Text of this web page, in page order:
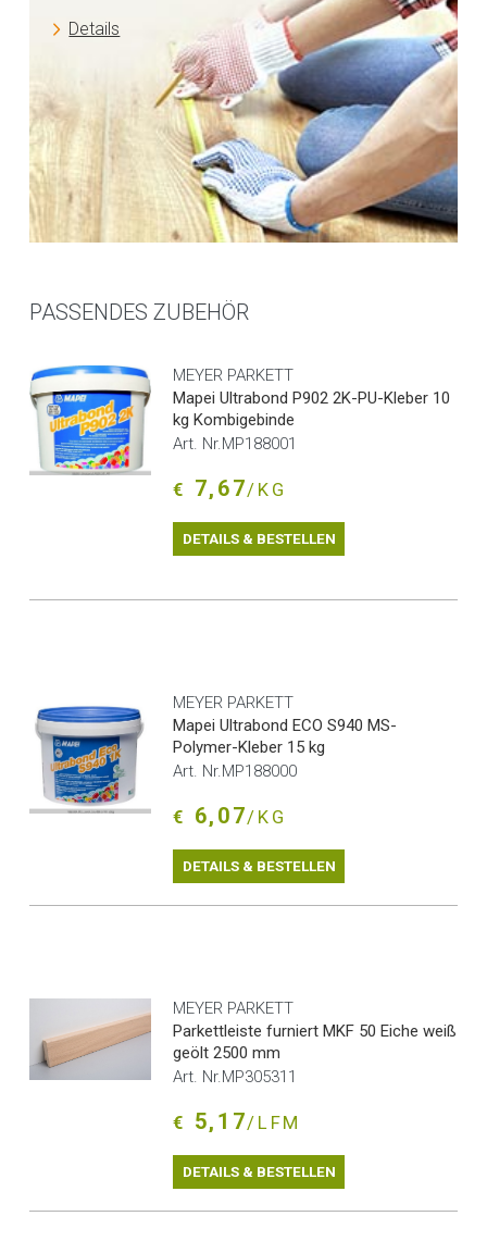
Details
PASSENDES ZUBEHÖR
MEYER PARKETT
Mapei Ultrabond P902 2K-PU-Kleber 10
kg Kombigebinde
Art. Nr.MP188001
€ 7,67/KG
DETAILS & BESTELLEN
MEYER PARKETT
Mapei Ultrabond ECO S940 MS-
Polymer-Kleber 15 kg
Art. Nr.MP188000
€ 6,07/KG
DETAILS & BESTELLEN
MEYER PARKETT
Parkettleiste furniert MKF 50 Eiche weiß
geölt 2500 mm
Art. Nr.MP305311
€ 5,17/LFM
DETAILS & BESTELLEN